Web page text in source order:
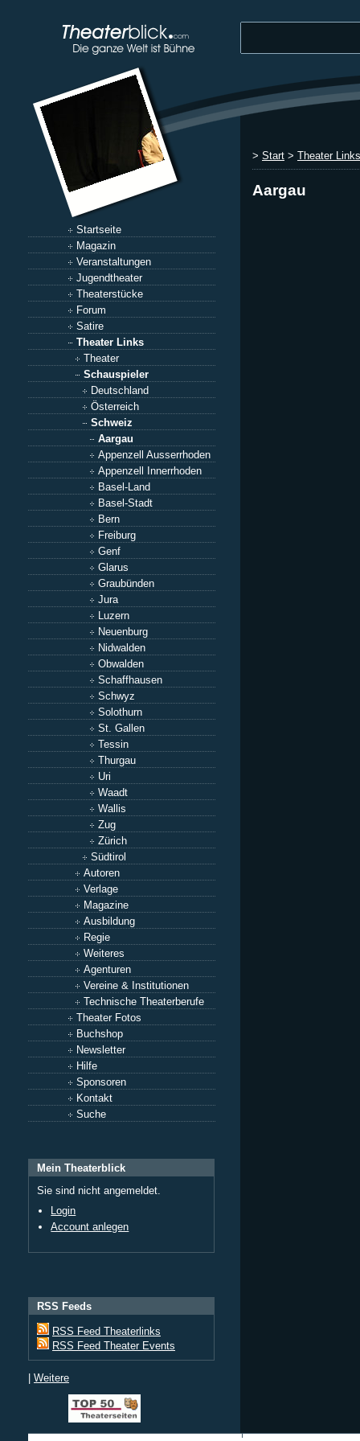
Startseite
Magazin
Veranstaltungen
Jugendtheater
Theaterstücke
Forum
Satire
Theater Links
Theater
Schauspieler
Deutschland
Österreich
Schweiz
Aargau
Appenzell Ausserrhoden
Appenzell Innerrhoden
Basel-Land
Basel-Stadt
Bern
Freiburg
Genf
Glarus
Graubünden
Jura
Luzern
Neuenburg
Nidwalden
Obwalden
Schaffhausen
Schwyz
Solothurn
St. Gallen
Tessin
Thurgau
Uri
Waadt
Wallis
Zug
Zürich
Südtirol
Autoren
Verlage
Magazine
Ausbildung
Regie
Weiteres
Agenturen
Vereine & Institutionen
Technische Theaterberufe
Theater Fotos
Buchshop
Newsletter
Hilfe
Sponsoren
Kontakt
Suche
Mein Theaterblick
Sie sind nicht angemeldet.
Login
Account anlegen
RSS Feeds
RSS Feed Theaterlinks
RSS Feed Theater Events
| Weitere
> Start > Theater Links
Aargau